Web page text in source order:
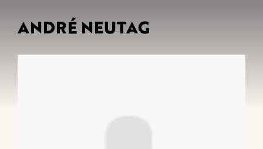
ANDRÉ NEUTAG